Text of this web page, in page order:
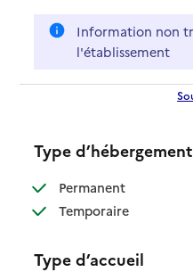
Information non
l'établissement
Type d’hébergement
Permanent: disponible
Temporaire: disponible
Type d’accueil